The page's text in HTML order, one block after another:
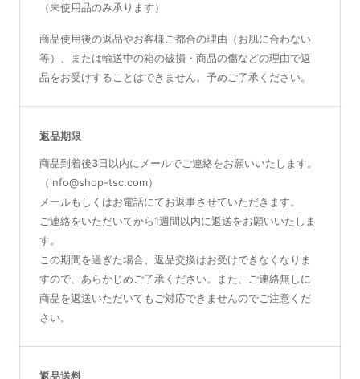
（未使用品のみ承ります）
商品使用後の返品やお客様ご都合の理由（お肌に合わない
等）、または輸送中の箱の破損・商品の傷などの理由で返
品をお受けすることはできません。予めご了承ください。
返品期限
商品到着後3日以内にメールでご連絡をお願いいたします。
（info@shop-tsc.com）
メールもしくはお電話にてお返事させていただきます。
ご連絡をいただいてから1週間以内に返送をお願いいたしま
す。
この期間を過ぎた場合、返品交換はお受けできなくなりま
すので、あらかじめご了承ください。また、ご連絡無しに
商品を返送いただいてもご対応できませんのでご注意くだ
さい。
返品送料